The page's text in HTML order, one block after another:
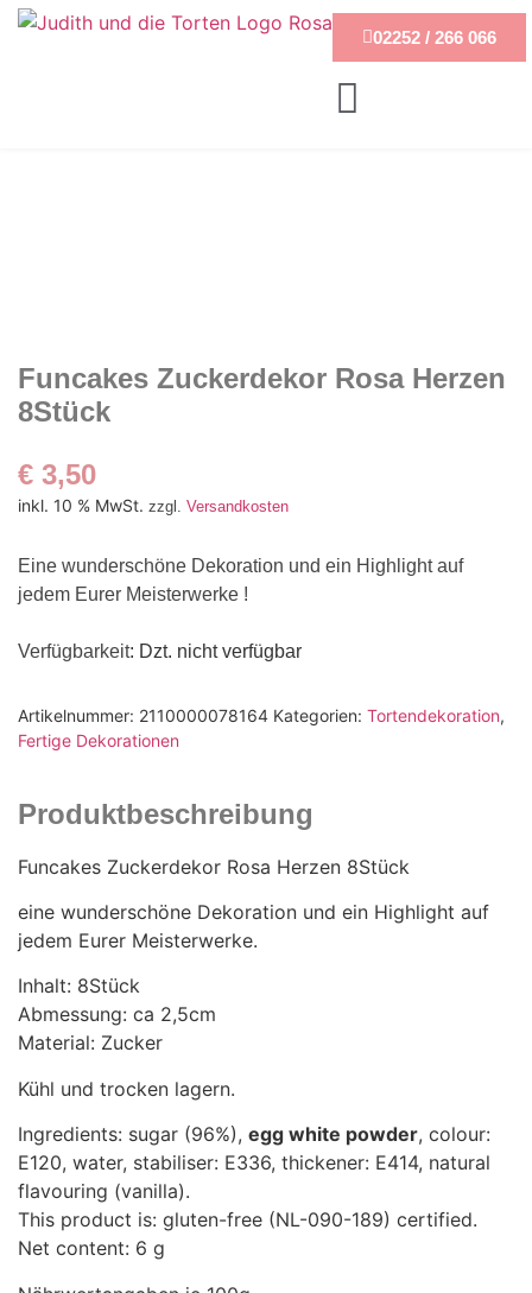
02252 / 266 066
Funcakes Zuckerdekor Rosa Herzen
8Stück
€ 3,50
inkl. 10 % MwSt. zzgl. Versandkosten
Eine wunderschöne Dekoration und ein Highlight auf
jedem Eurer Meisterwerke !
Verfügbarkeit: Dzt. nicht verfügbar
Artikelnummer: 2110000078164 Kategorien: Tortendekoration,
Fertige Dekorationen
Produktbeschreibung
Funcakes Zuckerdekor Rosa Herzen 8Stück
eine wunderschöne Dekoration und ein Highlight auf
jedem Eurer Meisterwerke.
Inhalt: 8Stück
Abmessung: ca 2,5cm
Material: Zucker
Kühl und trocken lagern.
Ingredients: sugar (96%), egg white powder, colour:
E120, water, stabiliser: E336, thickener: E414, natural
flavouring (vanilla).
This product is: gluten-free (NL-090-189) certified.
Net content: 6 g